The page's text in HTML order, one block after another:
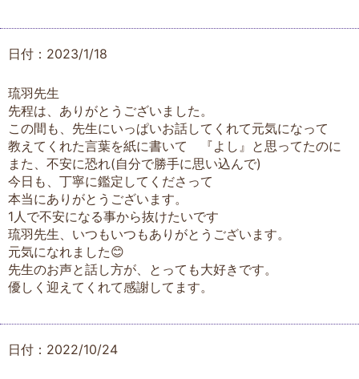
日付：2023/1/18
琉羽先生
先程は、ありがとうございました。
この間も、先生にいっぱいお話してくれて元気になって
教えてくれた言葉を紙に書いて 『よし』と思ってたのに
また、不安に恐れ(自分で勝手に思い込んで)
今日も、丁寧に鑑定してくださって
本当にありがとうございます。
1人で不安になる事から抜けたいです
琉羽先生、いつもいつもありがとうございます。
元気になれました😊
先生のお声と話し方が、とっても大好きです。
優しく迎えてくれて感謝してます。
日付：2022/10/24